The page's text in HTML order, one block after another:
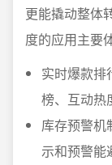
更能撬动整体
度的应用主要
实时爆款排
榜、互动热
库存预警机
示和预警能